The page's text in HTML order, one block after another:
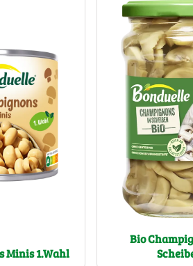
Minis 1.Wahl
Bio